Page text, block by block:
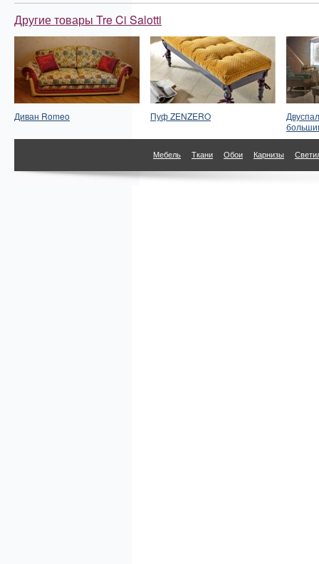
Другие товары Tre Ci Salotti
Диван Romeo Пуф ZENZERO
Мебель Ткани Обои Карнизы